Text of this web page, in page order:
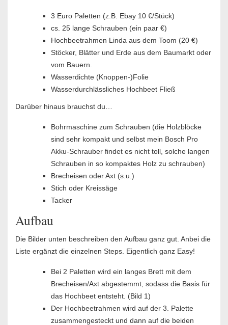
3 Euro Paletten (z.B. Ebay 10 €/Stück)
cs. 25 lange Schrauben (ein paar €)
Hochbeetrahmen Linda aus dem Toom (20 €)
Stöcker, Blätter und Erde aus dem Baumarkt oder
vom Bauern.
Wasserdichte (Knoppen-)Folie
Wasserdurchlässliches Hochbeet Fließ
Darüber hinaus brauchst du…
Bohrmaschine zum Schrauben (die Holzblöcke
sind sehr kompakt und selbst mein Bosch Pro
Akku-Schrauber findet es nicht toll, solche langen
Schrauben in so kompaktes Holz zu schrauben)
Brecheisen oder Axt (s.u.)
Stich oder Kreissäge
Tacker
Aufbau
Die Bilder unten beschreiben den Aufbau ganz gut. Anbei die
Liste ergänzt die einzelnen Steps. Eigentlich ganz Easy!
Bei 2 Paletten wird ein langes Brett mit dem
Brecheisen/Axt abgestemmt, sodass die Basis für
das Hochbeet entsteht. (Bild 1)
Der Hochbeetrahmen wird auf der 3. Palette
zusammengesteckt und dann auf die beiden